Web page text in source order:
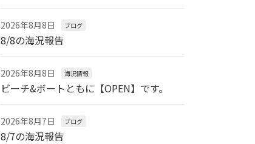
2026年8月8日 ブログ
8/8の海況報告
2026年8月8日 海況情報
ビーチ&ボートともに【OPEN】です。
2026年8月7日 ブログ
8/7の海況報告